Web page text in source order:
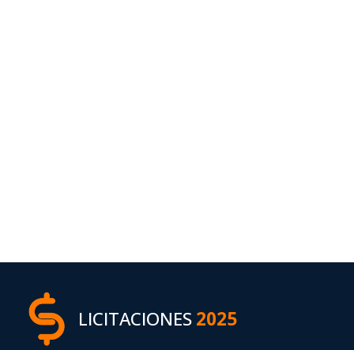
LICITACIONES2025